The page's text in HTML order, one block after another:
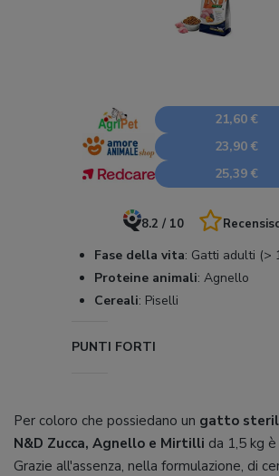
21,60 €
23,90 €
25,39 €
8.2 / 10
Fase della vita: Gatti adulti (>
Proteine animali: Agnello
Cereali: Piselli
PUNTI FORTI
Per coloro che possiedano un gatto
N&D Zucca, Agnello e Mirtilli da 1,5 kg
Grazie all'assenza, nella formulazione, di